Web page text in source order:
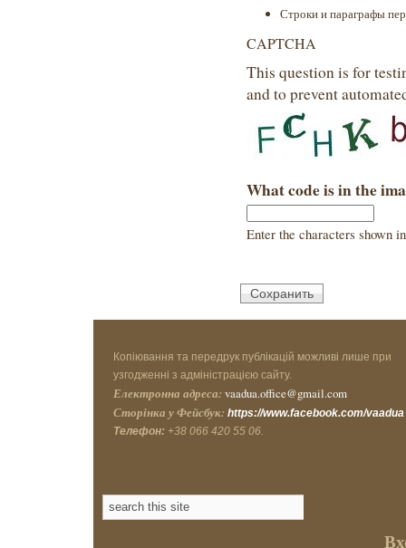
Строки и параграфы
CAPTCHA
This question is for
and to prevent
What code is in the
Enter the characters shown
Копіювання та передрук публікацій можливі лише при
узгодженні з адміністрацією сайту.
Електронна адреса: vaadua.office@gmail.com
Сторінка у Фейсбук: https://www.facebook.com/vaadua
Телефон: +38 066 420 55 06.